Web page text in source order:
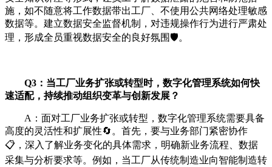
施，如不随意将工作数据带出工厂、不使用公共网络处理敏感
数据等。建立数据安全监督机制，对违规操作行为进行严肃处
理，形成全员重视数据安全的良好氛围🛡️。
Q3：当工厂业务扩张或转型时，数字化管理系统如何快
速适配，持续推动组织变革与创新发展？
A：面对工厂业务扩张或转型，数字化管理系统需要具备
高度的灵活性和扩展性🔄。首先，要与业务部门紧密协作
📋，深入了解业务变化的具体需求，明确新业务流程、数据
采集与分析要求等。例如，当工厂从传统制造业向智能制造转